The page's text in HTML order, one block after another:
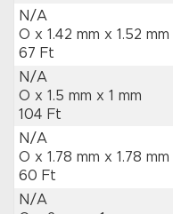
N/A
O x 1.42 mm x 1.52 mm
67 Ft
N/A
O x 1.5 mm x 1 mm
104 Ft
N/A
O x 1.78 mm x 1.78 mm
60 Ft
N/A